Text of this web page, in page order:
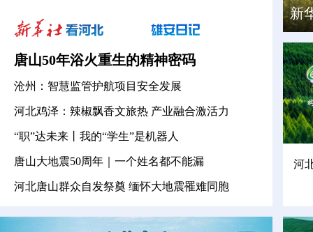
唐山50年浴火重生的精神密码
沧州：智慧监管护航项目安全发展
河北鸡泽：辣椒飘香文旅热 产业融合激活力
“职”达未来丨我的“学生”是机器人
唐山大地震50周年｜一个姓名都不能漏
河北唐山群众自发祭奠 缅怀大地震罹难同胞
来
新
微
新
雄
来
新
河北省两会
专题｜第二十届中国吴桥国际杂
技艺术节
河